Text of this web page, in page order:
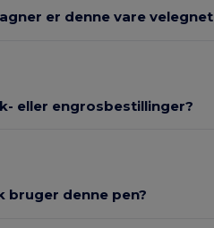
er denne vare
eller engrosbestillinger?
bruger denne pen?